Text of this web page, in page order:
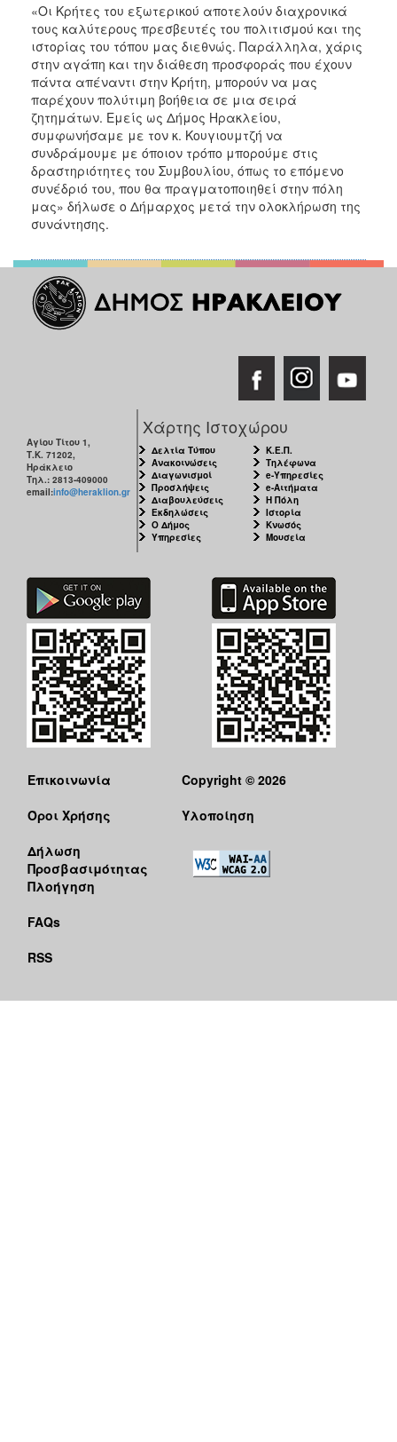
«Οι Κρήτες του εξωτερικού αποτελούν διαχρονικά
τους καλύτερους πρεσβευτές του πολιτισμού και της
ιστορίας του τόπου μας διεθνώς. Παράλληλα, χάρις
στην αγάπη και την διάθεση προσφοράς που έχουν
πάντα απέναντι στην Κρήτη, μπορούν να μας
παρέχουν πολύτιμη βοήθεια σε μια σειρά
ζητημάτων. Εμείς ως Δήμος Ηρακλείου,
συμφωνήσαμε με τον κ. Κουγιουμτζή να
συνδράμουμε με όποιον τρόπο μπορούμε στις
δραστηριότητες του Συμβουλίου, όπως το επόμενο
συνέδριό του, που θα πραγματοποιηθεί στην πόλη
μας» δήλωσε ο Δήμαρχος μετά την ολοκλήρωση της
συνάντησης.
Αγίου Τίτου 1,
Τ.Κ. 71202,
Ηράκλειο
Τηλ.: 2813-409000
email:info@heraklion.gr
Χάρτης Ιστοχώρου
Δελτία Τύπου
Ανακοινώσεις
Διαγωνισμοί
Προσλήψεις
Διαβουλεύσεις
Εκδηλώσεις
Ο Δήμος
Υπηρεσίες
Κ.Ε.Π.
Τηλέφωνα
e-Υπηρεσίες
e-Αιτήματα
Η Πόλη
Ιστορία
Κνωσός
Μουσεία
Επικοινωνία
Όροι Χρήσης
Δήλωση
Προσβασιμότητας
Πλοήγηση
FAQs
RSS
Copyright © 2026
Υλοποίηση